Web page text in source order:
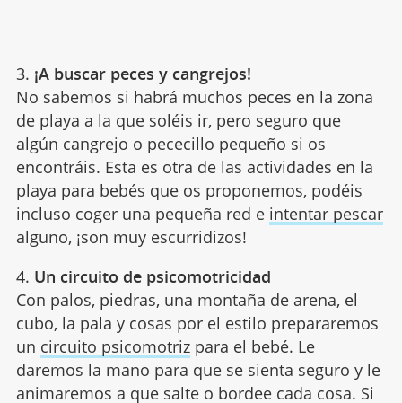
3. ¡A buscar peces y cangrejos!
No sabemos si habrá muchos peces en la zona
de playa a la que soléis ir, pero seguro que
algún cangrejo o pececillo pequeño si os
encontráis. Esta es otra de las actividades en la
playa para bebés que os proponemos, podéis
incluso coger una pequeña red e intentar pescar
alguno, ¡son muy escurridizos!
4. Un circuito de psicomotricidad
Con palos, piedras, una montaña de arena, el
cubo, la pala y cosas por el estilo prepararemos
un circuito psicomotrizpara el bebé. Le
daremos la mano para que se sienta seguro y le
animaremos a que salte o bordee cada cosa. Si